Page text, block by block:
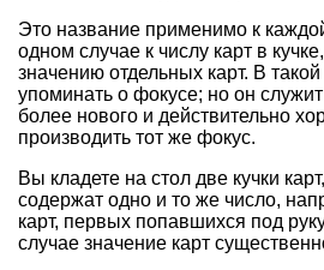
Это название применимо к
одном случае к числу карт в
значению отдельных карт. В
упоминать о фокусе; но он
более нового и действительно
производить тот же фокус.
Вы кладете на стол две кучки
содержат одно и то же число,
карт, первых попавшихся под
случае значение карт